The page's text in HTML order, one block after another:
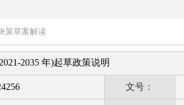
策草案解读
2035 年)起草政策说明
文号：